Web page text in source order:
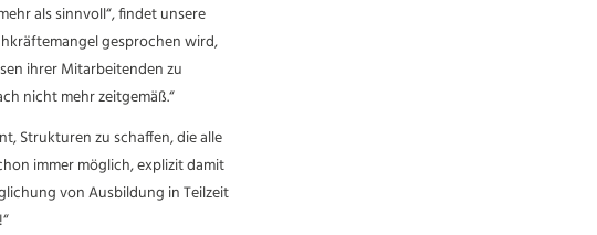
als sinnvoll“, findet unsere
gesprochen wird,
ihrer Mitarbeitenden zu
nicht mehr zeitgemäß.“
Strukturen zu schaffen, die alle
immer möglich, explizit damit
von Ausbildung in Teilzeit
!“